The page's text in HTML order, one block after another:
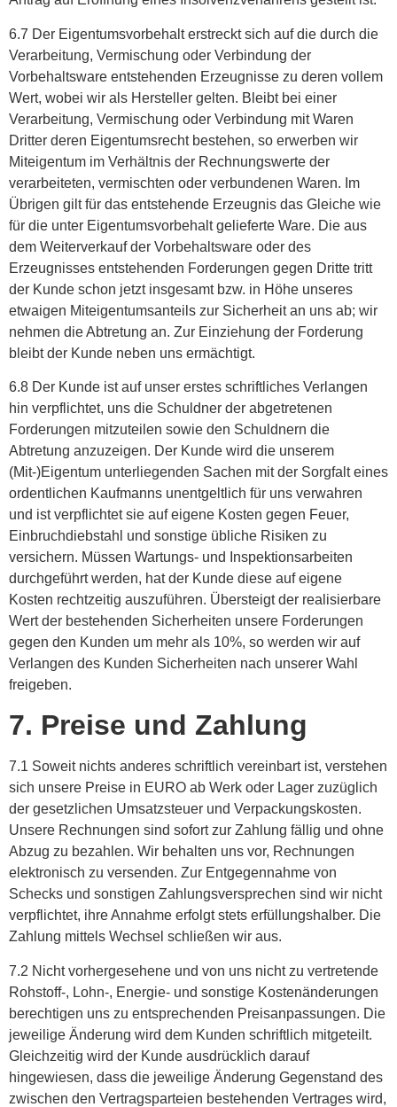
6.7 Der Eigentumsvorbehalt erstreckt sich auf die durch die
Verarbeitung, Vermischung oder Verbindung der
Vorbehaltsware entstehenden Erzeugnisse zu deren vollem
Wert, wobei wir als Hersteller gelten. Bleibt bei einer
Verarbeitung, Vermischung oder Verbindung mit Waren
Dritter deren Eigentumsrecht bestehen, so erwerben wir
Miteigentum im Verhältnis der Rechnungswerte der
verarbeiteten, vermischten oder verbundenen Waren. Im
Übrigen gilt für das entstehende Erzeugnis das Gleiche wie
für die unter Eigentumsvorbehalt gelieferte Ware. Die aus
dem Weiterverkauf der Vorbehaltsware oder des
Erzeugnisses entstehenden Forderungen gegen Dritte tritt
der Kunde schon jetzt insgesamt bzw. in Höhe unseres
etwaigen Miteigentumsanteils zur Sicherheit an uns ab; wir
nehmen die Abtretung an. Zur Einziehung der Forderung
bleibt der Kunde neben uns ermächtigt.
6.8 Der Kunde ist auf unser erstes schriftliches Verlangen
hin verpflichtet, uns die Schuldner der abgetretenen
Forderungen mitzuteilen sowie den Schuldnern die
Abtretung anzuzeigen. Der Kunde wird die unserem
(Mit-)Eigentum unterliegenden Sachen mit der Sorgfalt eines
ordentlichen Kaufmanns unentgeltlich für uns verwahren
und ist verpflichtet sie auf eigene Kosten gegen Feuer,
Einbruchdiebstahl und sonstige übliche Risiken zu
versichern. Müssen Wartungs- und Inspektionsarbeiten
durchgeführt werden, hat der Kunde diese auf eigene
Kosten rechtzeitig auszuführen. Übersteigt der realisierbare
Wert der bestehenden Sicherheiten unsere Forderungen
gegen den Kunden um mehr als 10%, so werden wir auf
Verlangen des Kunden Sicherheiten nach unserer Wahl
freigeben.
7. Preise und Zahlung
7.1 Soweit nichts anderes schriftlich vereinbart ist, verstehen
sich unsere Preise in EURO ab Werk oder Lager zuzüglich
der gesetzlichen Umsatzsteuer und Verpackungskosten.
Unsere Rechnungen sind sofort zur Zahlung fällig und ohne
Abzug zu bezahlen. Wir behalten uns vor, Rechnungen
elektronisch zu versenden. Zur Entgegennahme von
Schecks und sonstigen Zahlungsversprechen sind wir nicht
verpflichtet, ihre Annahme erfolgt stets erfüllungshalber. Die
Zahlung mittels Wechsel schließen wir aus.
7.2 Nicht vorhergesehene und von uns nicht zu vertretende
Rohstoff-, Lohn-, Energie- und sonstige Kostenänderungen
berechtigen uns zu entsprechenden Preisanpassungen. Die
jeweilige Änderung wird dem Kunden schriftlich mitgeteilt.
Gleichzeitig wird der Kunde ausdrücklich darauf
hingewiesen, dass die jeweilige Änderung Gegenstand des
zwischen den Vertragsparteien bestehenden Vertrages wird,